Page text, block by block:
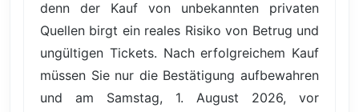
denn der Kauf von unbekannten privaten
Quellen birgt ein reales Risiko von Betrug und
ungültigen Tickets. Nach erfolgreichem Kauf
müssen Sie nur die Bestätigung aufbewahren
und am Samstag, 1. August 2026, vor